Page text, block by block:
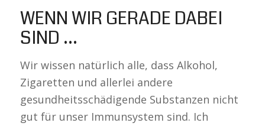
WENN WIR GERADE DABEI
SIND …
Wir wissen natürlich alle, dass Alkohol,
Zigaretten und allerlei andere
gesundheitsschädigende Substanzen nicht
gut für unser Immunsystem sind. Ich